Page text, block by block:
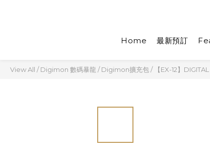
Home 最新預訂
View All /Digimon 數碼暴龍 /Digimon擴充包/ 【EX-12】